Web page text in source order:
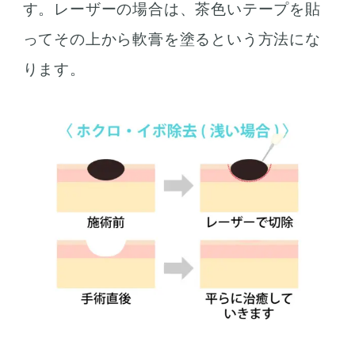
す。レーザーの場合は、茶色いテープを貼
ってその上から軟膏を塗るという方法にな
ります。